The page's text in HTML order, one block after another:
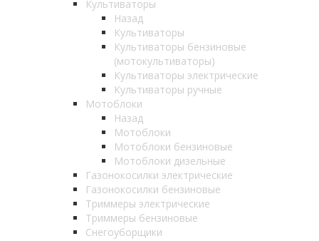
Культиваторы
Назад
Культиваторы
Культиваторы бензиновые
(мотокультиваторы)
Культиваторы электрические
Культиваторы ручные
Мотоблоки
Назад
Мотоблоки
Мотоблоки бензиновые
Мотоблоки дизельные
Газонокосилки электрические
Газонокосилки бензиновые
Триммеры электрические
Триммеры бензиновые
Снегоуборщики